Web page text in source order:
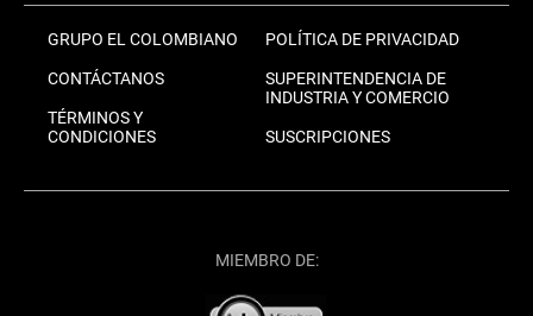
GRUPO EL COLOMBIANO
CONTÁCTANOS
TÉRMINOS Y
CONDICIONES
POLÍTICA DE PRIVACIDAD
SUPERINTENDENCIA DE
INDUSTRIA Y COMERCIO
SUSCRIPCIONES
MIEMBRO DE: